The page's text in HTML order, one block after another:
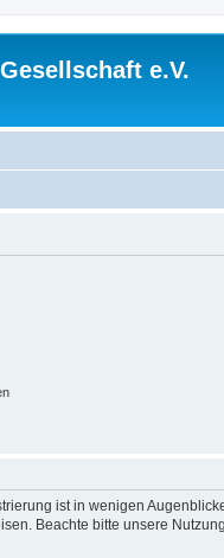
e.V.
ist in wenigen
Beachte bitte unsere